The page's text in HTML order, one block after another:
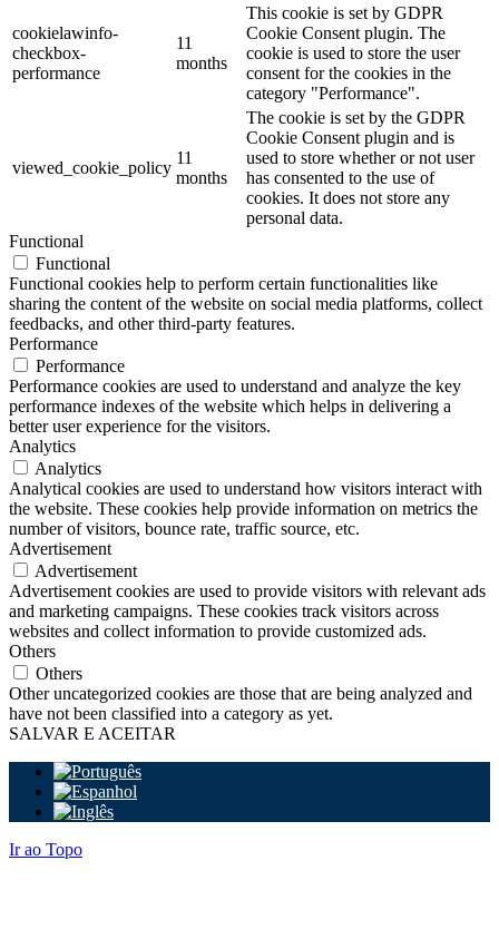
cookielawinfo-
checkbox-
performance
11
months
This cookie is set by GDPR
Cookie Consent plugin. The
cookie is used to store the user
consent for the cookies in the
category "Performance".
viewed_cookie_policy
11
months
The cookie is set by the GDPR
Cookie Consent plugin and is
used to store whether or not user
has consented to the use of
cookies. It does not store any
personal data.
Functional
Functional
Functional cookies help to perform certain functionalities like
sharing the content of the website on social media platforms, collect
feedbacks, and other third-party features.
Performance
Performance
Performance cookies are used to understand and analyze the key
performance indexes of the website which helps in delivering a
better user experience for the visitors.
Analytics
Analytics
Analytical cookies are used to understand how visitors interact with
the website. These cookies help provide information on metrics the
number of visitors, bounce rate, traffic source, etc.
Advertisement
Advertisement
Advertisement cookies are used to provide visitors with relevant ads
and marketing campaigns. These cookies track visitors across
websites and collect information to provide customized ads.
Others
Others
Other uncategorized cookies are those that are being analyzed and
have not been classified into a category as yet.
SALVAR E ACEITAR
Ir ao Topo